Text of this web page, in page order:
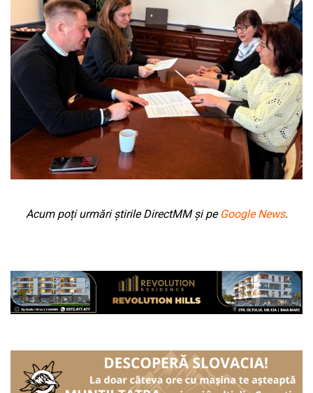
Acum poți urmări știrile DirectMM și pe Google News.